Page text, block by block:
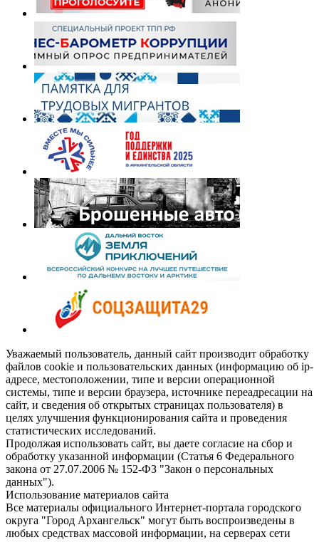
Уважаемый пользователь, данный сайт производит обработку
файлов cookie и пользовательских данных (информацию об ip-
адресе, местоположении, типе и версии операционной
системы, типе и версии браузера, источнике переадресации на
сайт, и сведения об открытых страницах пользователя) в
целях улучшения функционирования сайта и проведения
статистических исследований.
Продолжая использовать сайт, вы даете согласие на сбор и
обработку указанной информации (Статья 6 Федерального
закона от 27.07.2006 № 152-ФЗ "Закон о персональных
данных").
Использование материалов сайта
Все материалы официального Интернет-портала городского
округа "Город Архангельск" могут быть воспроизведены в
любых средствах массовой информации, на серверах сети